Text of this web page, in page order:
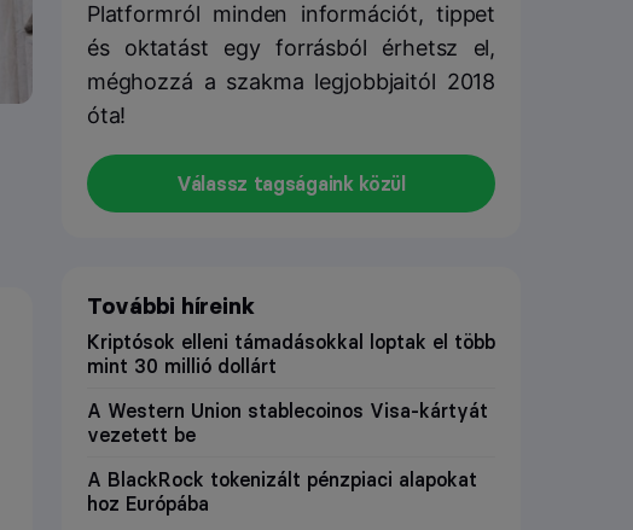
Platformról minden információt, tippet
és oktatást egy forrásból érhetsz el,
méghozzá a szakma legjobbjaitól 2018
óta!
Válassz tagságaink közül
További híreink
Kriptósok elleni támadásokkal loptak el több
mint 30 millió dollárt
A Western Union stablecoinos Visa-kártyát
vezetett be
A BlackRock tokenizált pénzpiaci alapokat
hoz Európába